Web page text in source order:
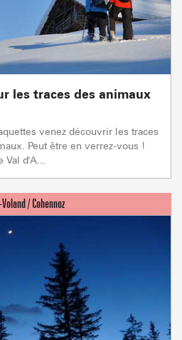
les traces des animaux
venez découvrir les traces
Peut être en verrez-vous !
d'A...